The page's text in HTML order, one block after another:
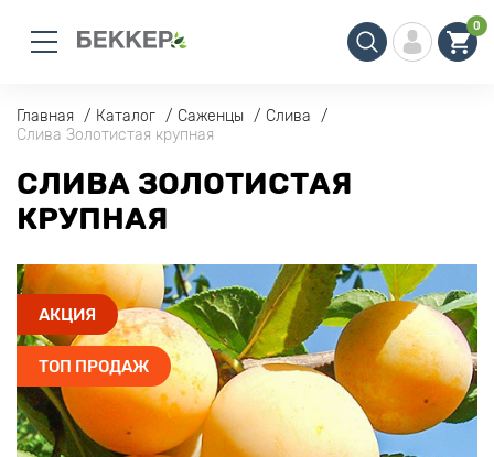
0
Главная Каталог Саженцы
Слива
Слива Золотистая крупная
СЛИВА ЗОЛОТИСТАЯ
КРУПНАЯ
АКЦИЯ
ТОП ПРОДАЖ